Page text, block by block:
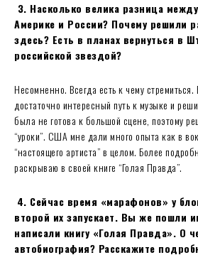
3. Насколько велика разница
Америке и России? Почему решили
здесь? Есть в планах вернуться в
российской звездой?
Несомненно. Всегда есть к чему
достаточно интересный путь к музыке и
была не готова к большой сцене, поэтому
“уроки”. США мне дали много опыта как в
“настоящего артиста” в целом. Более
раскрываю в своей книге “Голая Правда”.
4. Сейчас время «марафонов» у
второй их запускает. Вы же пошли
написали книгу «Голая Правда». О
автобиография? Расскажите